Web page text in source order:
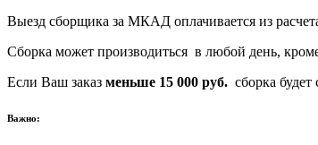
Выезд сборщика за МКАД оплачивается из
Сборка может производиться в любой день,
Если Ваш заказ меньше 15 000 руб. сборка будет
Важно: